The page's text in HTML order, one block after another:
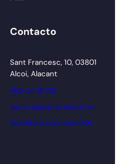
Contacto
Sant Francesc, 10, 03801
Alcoi, Alacant
965 54 91 00
camara@camaraalcoy.net
Contacta con nosotros